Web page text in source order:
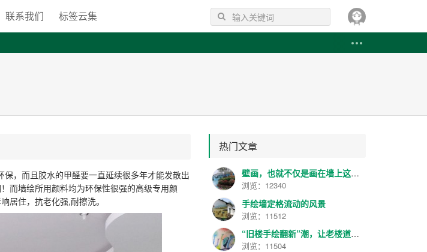
联系我们 标签云集
，而且胶水的甲醛要一直延续很多年才能发散出
而墙绘所用颜料均为环保性很强的高级专用颜
居住，抗老化强,耐擦洗。
热门文章
壁画，也就不仅是画在墙上这么简单
浏览：12340
手绘墙定格流动的风景
浏览：11512
“旧楼手绘翻新”潮，让老楼道变身“美术馆”
浏览：11504